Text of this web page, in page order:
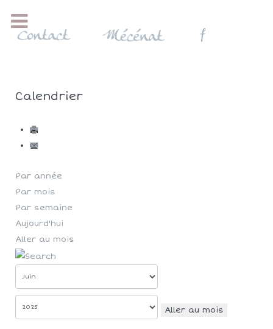
Calendrier
Par année
Par mois
Par semaine
Aujourd'hui
Aller au mois
Aller au mois